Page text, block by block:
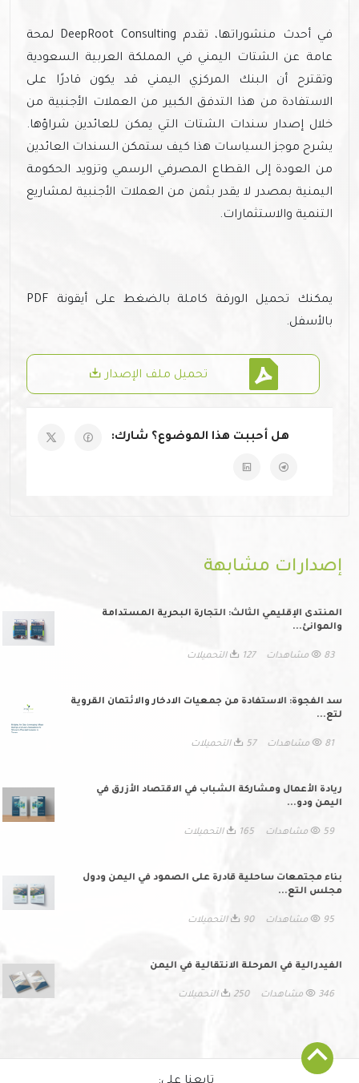
في أحدث منشوراتها، تقدم DeepRoot Consulting لمحة
عامة عن الشتات اليمني في المملكة العربية السعودية
وتقترح أن البنك المركزي اليمني قد يكون قادرًا على
الاستفادة من هذا التدفق الكبير من العملات الأجنبية من
خلال إصدار سندات الشتات التي يمكن للعائدين شراؤها.
يشرح موجز السياسات هذا كيف ستمكن السندات العائدين
من العودة إلى القطاع المصرفي الرسمي وتزويد الحكومة
اليمنية بمصدر لا يقدر بثمن من العملات الأجنبية لمشاريع
التنمية والاستثمارات.
يمكنك تحميل الورقة كاملة بالضغط على أيقونة PDF
بالأسفل.
تحميل ملف الإصدار
هل أحببت هذا الموضوع؟ شارك:
إصدارات مشابهة
المنتدى الإقليمي الثالث: التجارة البحرية المستدامة
والموانئ...
83 مشاهدات 127 التحميلات
سد الفجوة: الاستفادة من جمعيات الادخار والائتمان القروية
لتع...
81 مشاهدات 57 التحميلات
ريادة الأعمال ومشاركة الشباب في الاقتصاد الأزرق في
اليمن ودو...
59 مشاهدات 165 التحميلات
بناء مجتمعات ساحلية قادرة على الصمود في اليمن ودول
مجلس التع...
95 مشاهدات 90 التحميلات
الفيدرالية في المرحلة الانتقالية في اليمن
346 مشاهدات 250 التحميلات